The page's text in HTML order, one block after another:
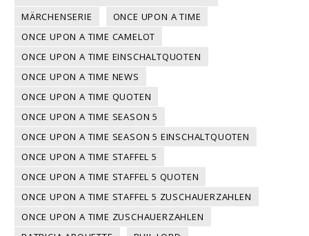
MÄRCHENSERIE
ONCE UPON A TIME
ONCE UPON A TIME CAMELOT
ONCE UPON A TIME EINSCHALTQUOTEN
ONCE UPON A TIME NEWS
ONCE UPON A TIME QUOTEN
ONCE UPON A TIME SEASON 5
ONCE UPON A TIME SEASON 5 EINSCHALTQUOTEN
ONCE UPON A TIME STAFFEL 5
ONCE UPON A TIME STAFFEL 5 QUOTEN
ONCE UPON A TIME STAFFEL 5 ZUSCHAUERZAHLEN
ONCE UPON A TIME ZUSCHAUERZAHLEN